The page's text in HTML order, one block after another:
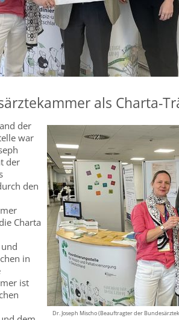
als Charta-
Dr. Joseph Mischo (Beauftragter der
der
war
der
den
Charta
in
ist